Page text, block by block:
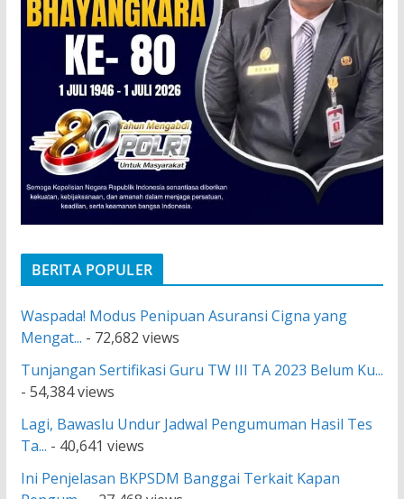
BERITA POPULER
Waspada! Modus Penipuan Asuransi Cigna yang
Mengat... - 72,682 views
Tunjangan Sertifikasi Guru TW III TA 2023 Belum Ku...
- 54,384 views
Lagi, Bawaslu Undur Jadwal Pengumuman Hasil Tes
Ta... - 40,641 views
Ini Penjelasan BKPSDM Banggai Terkait Kapan